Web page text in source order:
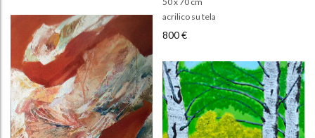
acrilico su tela
800 €